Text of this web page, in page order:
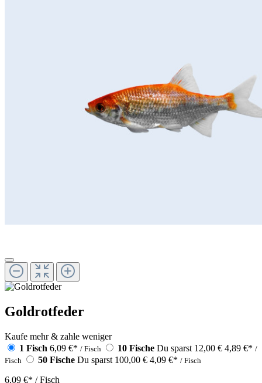
Goldrotfeder
Kaufe mehr & zahle weniger
1 Fisch 6,09 €* / Fisch 10 Fische Du sparst 12,00 € 4,89 €* /
Fisch
50 Fische Du sparst 100,00 € 4,09 €* / Fisch
6,09 €* / Fisch